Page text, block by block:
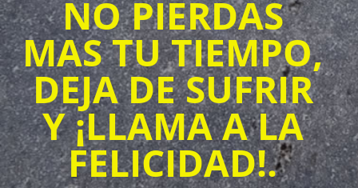
NO PIERDAS
MAS TU TIEMPO,
DEJA DE SUFRIR
Y ¡LLAMA A LA
FELICIDAD!.